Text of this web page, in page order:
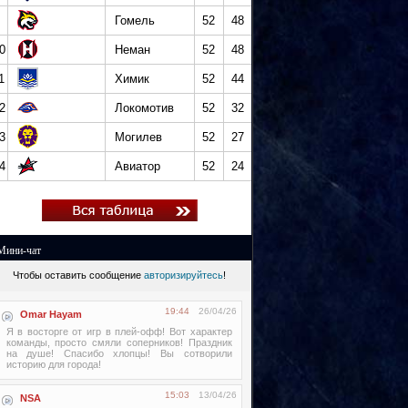
Гомель 52 48
Неман 52 48
Химик 52 44
Локомотив 52 32
Могилев 52 27
Авиатор 52 24
чат
Чтобы оставить сообщение авторизируйтесь!
Omar Hayam 26/04/26
19:44
Я в восторге от игр в плей-офф! Вот характер
команды, просто смяли соперников! Праздник
на душе! Спасибо хлопцы! Вы сотворили
историю для города!
NSA 13/04/26
15:03